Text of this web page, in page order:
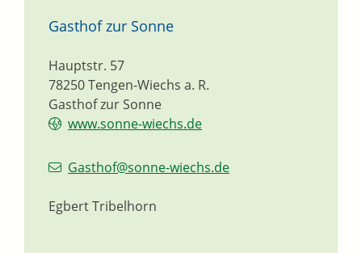
Gasthof zur Sonne
Gasthof zur Sonne
Hauptstr. 57
78250Tengen-Wiechs a. R.
www.sonne-wiechs.de
Gasthof@sonne-wiechs.de
Egbert Tribelhorn